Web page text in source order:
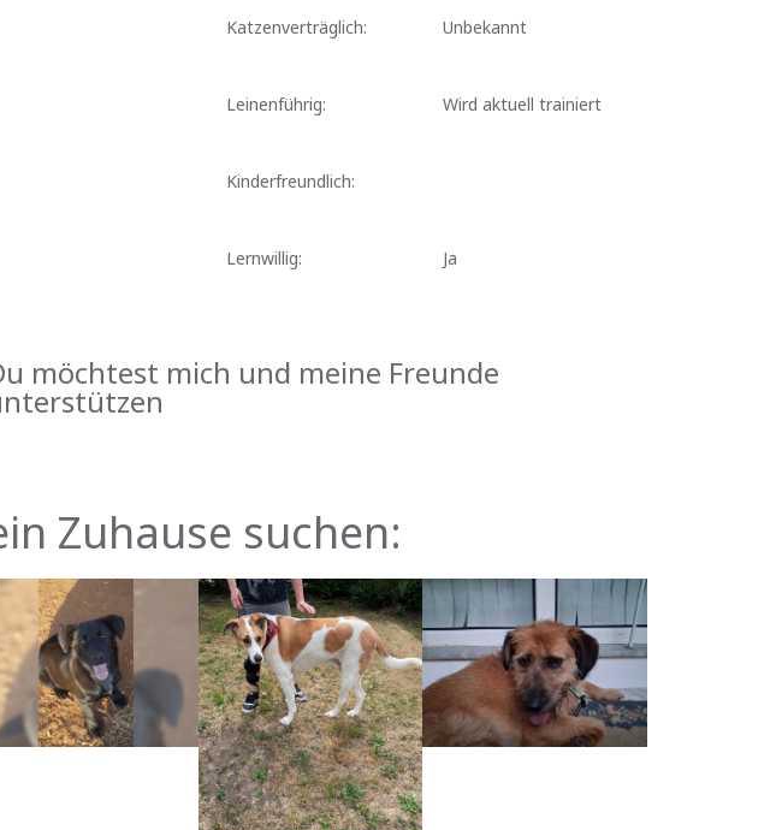
Katzenverträglich: Unbekannt
Leinenführig: Wird aktuell trainiert
Kinderfreundlich:
Lernwillig: Ja
möchtest mich und meine Freunde
Zuhause suchen: